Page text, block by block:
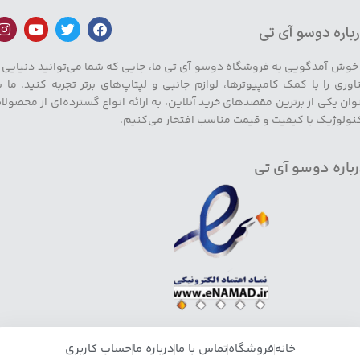
دوسو آی تی
خوش آمدگویی به فروشگاه دوسو آی تی ما، جایی که شما می‌توانید دنیایی
را با کمک کامپیوترها، لوازم جانبی و لپتاپ‌های برتر تجربه کنید. ما
یکی از برترین مقصدهای خرید آنلاین، به ارائه انواع گسترده‌ای از
با کیفیت و قیمت مناسب افتخار می‌کنیم.
دوسو آی تی
خانهفروشگاهتماس با مادرباره ماحساب کاربری